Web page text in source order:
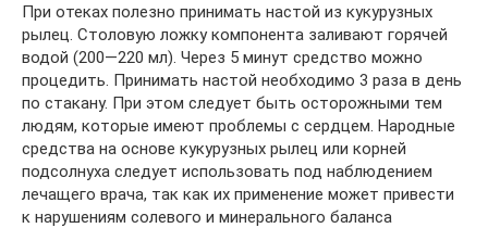
При отеках полезно принимать настой из кукурузных
рылец. Столовую ложку компонента заливают горячей
водой (200—220 мл). Через 5 минут средство можно
процедить. Принимать настой необходимо 3 раза в день
по стакану. При этом следует быть осторожными тем
людям, которые имеют проблемы с сердцем. Народные
средства на основе кукурузных рылец или корней
подсолнуха следует использовать под наблюдением
лечащего врача, так как их применение может привести
к нарушениям солевого и минерального баланса